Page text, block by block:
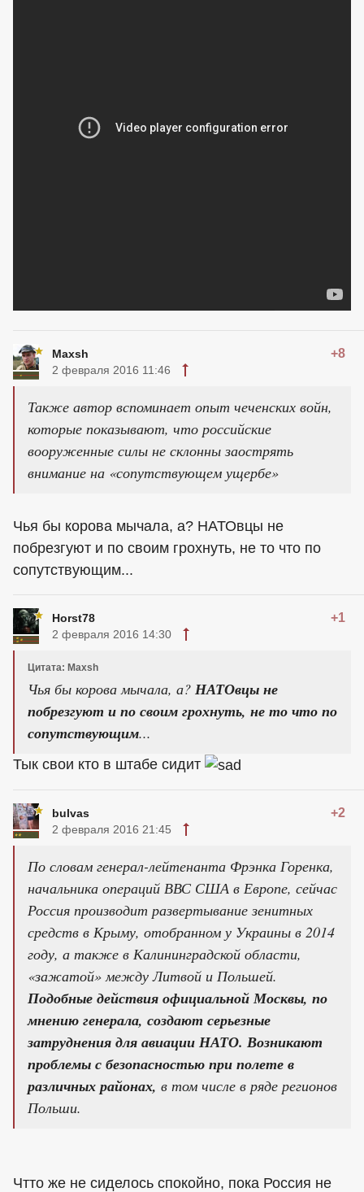
Maxsh +8
2 февраля 2016 11:46
Также автор вспоминает опыт чеченских войн,
которые показывают, что российские
вооруженные силы не склонны заострять
внимание на «сопутствующем ущербе»
Чья бы корова мычала, а? НАТОвцы не
побрезгуют и по своим грохнуть, не то что по
сопутствующим...
Horst78 +1
2 февраля 2016 14:30
Цитата: Maxsh
Чья бы корова мычала, а? НАТОвцы не
побрезгуют и по своим грохнуть, не то что по
сопутствующим...
Тык свои кто в штабе сидит
bulvas +2
2 февраля 2016 21:45
По словам генерал-лейтенанта Фрэнка Горенка,
начальника операций ВВС США в Европе, сейчас
Россия производит развертывание зенитных
средств в Крыму, отобранном у Украины в 2014
году, а также в Калининградской области,
«зажатой» между Литвой и Польшей.
Подобные действия официальной Москвы, по
мнению генерала, создают серьезные
затруднения для авиации НАТО. Возникают
проблемы с безопасностью при полете в
различных районах, в том числе в ряде регионов
Польши.
Чтто же не сиделось спокойно, пока Россия не